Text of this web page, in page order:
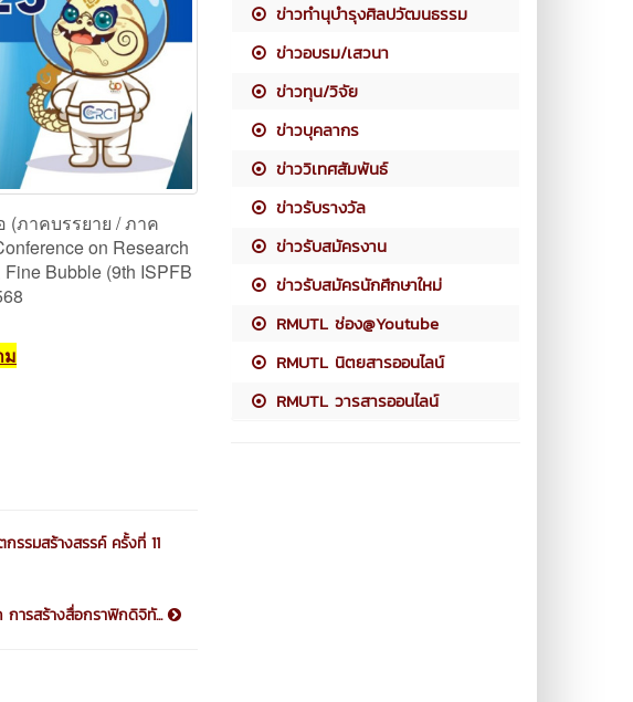
(ภาคบรรยาย / ภาค
on Research
Bubble (9th ISPFB
ม
รรมสร้างสรรค์ ครั้งที่ 11
การสร้างสื่อกราฟิกดิจิทั...
ข่าวทำนุบำรุงศิลปวัฒนธรรม
ข่าวอบรม/เสวนา
ข่าวทุน/วิจัย
ข่าวบุคลากร
ข่าววิเทศสัมพันธ์
ข่าวรับรางวัล
ข่าวรับสมัครงาน
ข่าวรับสมัครนักศึกษาใหม่
RMUTL ช่อง@Youtube
RMUTL นิตยสารออนไลน์
RMUTL วารสารออนไลน์